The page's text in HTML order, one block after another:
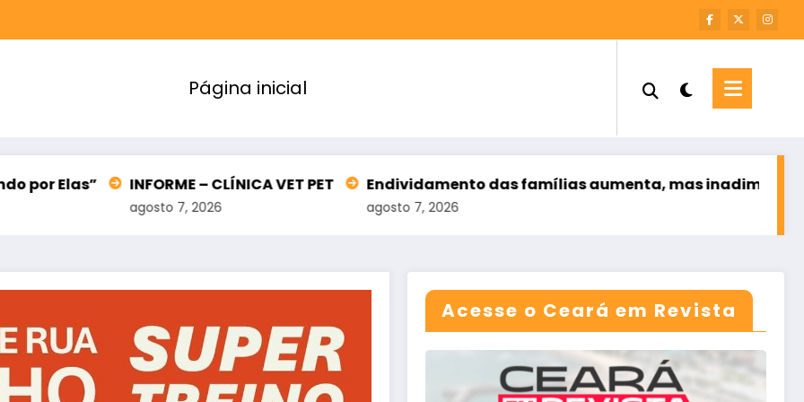
Página inicial
INFORME – CLÍNICA VET PET Endividamento das famílias aumenta, mas inadimplência cai
Acesse o Ceará em Revista